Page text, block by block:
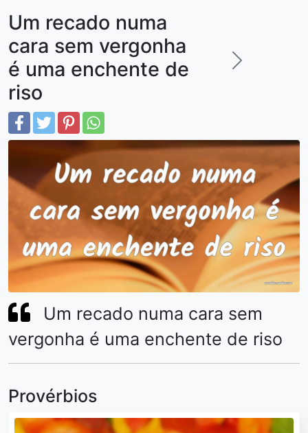
Um recado numa
cara sem vergonha
é uma enchente de
riso
Um recado numa cara sem
vergonha é uma enchente de riso
Provérbios